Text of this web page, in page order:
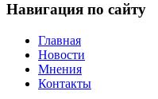
Навигация по сайту
Главная
Новости
Мнения
Контакты